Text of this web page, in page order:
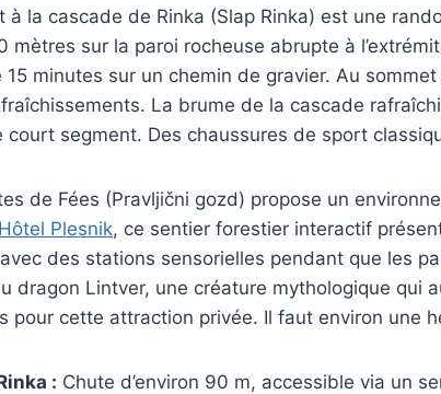
à la cascade de Rinka (Slap Rinka) est une
mètres sur la paroi rocheuse abrupte à
minutes sur un chemin de gravier. Au
La brume de la cascade
court segment. Des chaussures de sport
de Fées (Pravljični gozd) propose un
Hôtel Plesnik, ce sentier forestier interactif
des stations sensorielles pendant que les
dragon Lintver, une créature mythologique
pour cette attraction privée. Il faut environ une
: Chute d’environ 90 m, accessible via un